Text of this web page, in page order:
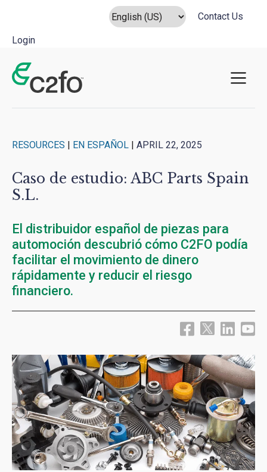
Contact Us
Login
Main Navigation
RESOURCES | EN ESPAÑOL | APRIL 22, 2025
Caso de estudio: ABC Parts Spain
S.L.
El distribuidor español de piezas para
automoción descubrió cómo C2FO podía
facilitar el movimiento de dinero
rápidamente y reducir el riesgo
financiero.